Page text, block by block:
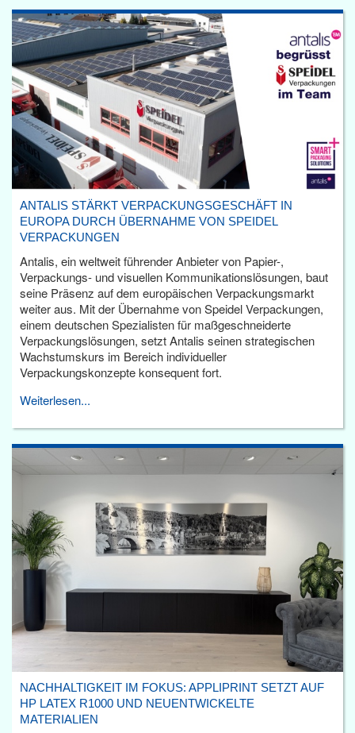
ANTALIS STÄRKT VERPACKUNGSGESCHÄFT IN
EUROPA DURCH ÜBERNAHME VON SPEIDEL
VERPACKUNGEN
Antalis, ein weltweit führender Anbieter von Papier-,
Verpackungs- und visuellen Kommunikationslösungen, baut
seine Präsenz auf dem europäischen Verpackungsmarkt
weiter aus. Mit der Übernahme von Speidel Verpackungen,
einem deutschen Spezialisten für maßgeschneiderte
Verpackungslösungen, setzt Antalis seinen strategischen
Wachstumskurs im Bereich individueller
Verpackungskonzepte konsequent fort.
Weiterlesen...
NACHHALTIGKEIT IM FOKUS: APPLIPRINT SETZT AUF
HP LATEX R1000 UND NEUENTWICKELTE
MATERIALIEN